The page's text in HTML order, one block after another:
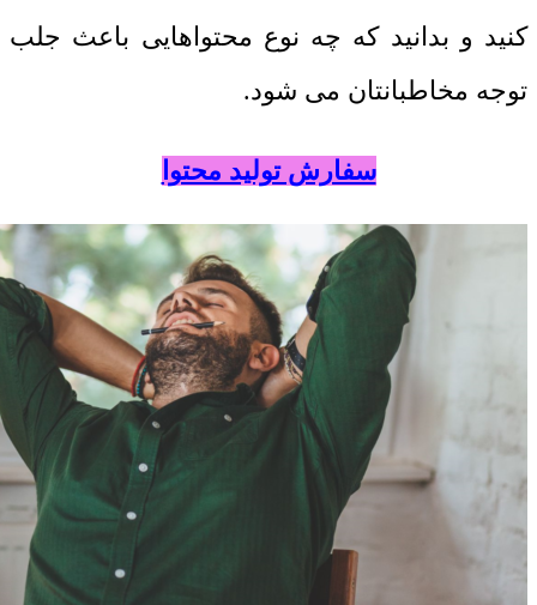
کنید و بدانید که چه نوع محتواهایی باعث جلب
توجه مخاطبانتان می شود.
سفارش تولید محتوا